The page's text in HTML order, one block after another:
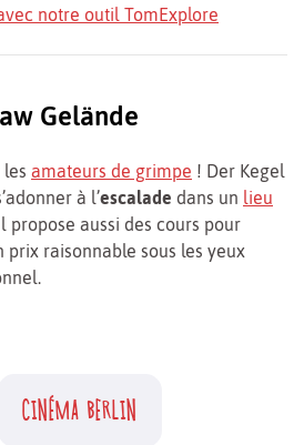
notre outil TomExplore
Gelände
les amateurs de grimpe ! Der Kegel
à l’escalade dans un lieu
propose aussi des cours pour
prix raisonnable sous les yeux
CINÉMA BERLIN